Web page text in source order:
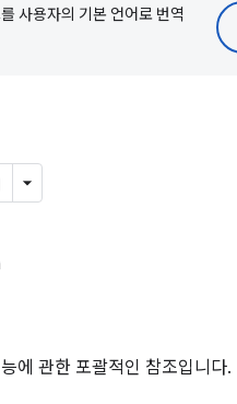
사용자의 기본 언어로 번역
에 관한 포괄적인 참조입니다.